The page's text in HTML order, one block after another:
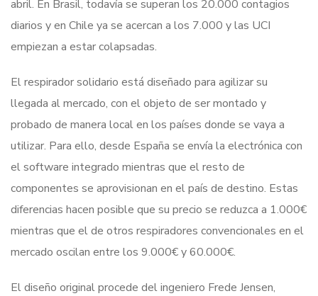
abril. En Brasil, todavía se superan los 20.000 contagios
diarios y en Chile ya se acercan a los 7.000 y las UCI
empiezan a estar colapsadas.
El respirador solidario está diseñado para agilizar su
llegada al mercado, con el objeto de ser montado y
probado de manera local en los países donde se vaya a
utilizar. Para ello, desde España se envía la electrónica con
el software integrado mientras que el resto de
componentes se aprovisionan en el país de destino. Estas
diferencias hacen posible que su precio se reduzca a 1.000€
mientras que el de otros respiradores convencionales en el
mercado oscilan entre los 9.000€ y 60.000€.
El diseño original procede del ingeniero Frede Jensen,